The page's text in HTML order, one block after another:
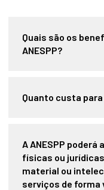
Quais são os
ANESPP?
Quanto custa
A ANESPP
físicas ou
material ou
serviços de forma